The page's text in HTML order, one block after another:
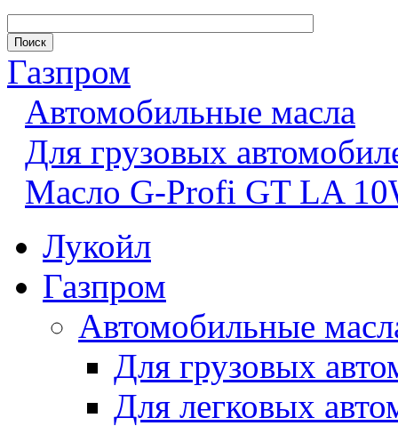
Газпром
Автомобильные масла
Для грузовых
Масло G-Profi GT LA
Лукойл
Газпром
Автомобильные
Для грузовых
Для легковых